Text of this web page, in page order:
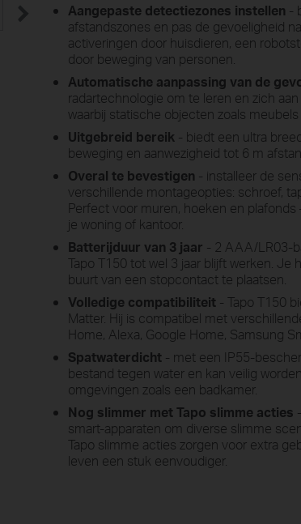
Aangepaste detectiezones instellen -
afstandszones en pas de gevoeligheid
activeringen door huisdieren, een
door beweging van personen.
Automatische aanpassing van de
radartechnologie om te leren en zich
waarbij statische objecten zoals
Uitgebreid bereik - biedt een ultra
beweging en aanwezigheid tot 6 m
Overal te bevestigen - installeer de
verschillende montageopties: schroef,
Perfect voor muren, hoeken en
je woning of kantoor.
Batterijduur van 3 jaar - 2 AAA/LR03-
Tapo T150 tot wel 3 jaar blijft werken. Je
buurt van een stopcontact te plaatsen.
Volledige compatibiliteit - Tapo T150
Matter. Hij is compatibel met
Home, Alexa, Google Home, Samsung
Spatwaterdicht - met een IP55-
bestand tegen water en kan veilig
omgevingen zoals een badkamer.
Nog slimmer met Tapo slimme acties
smart-apparaten om diverse slimme
Tapo slimme acties zorgen voor extra
leven een stuk eenvoudiger.